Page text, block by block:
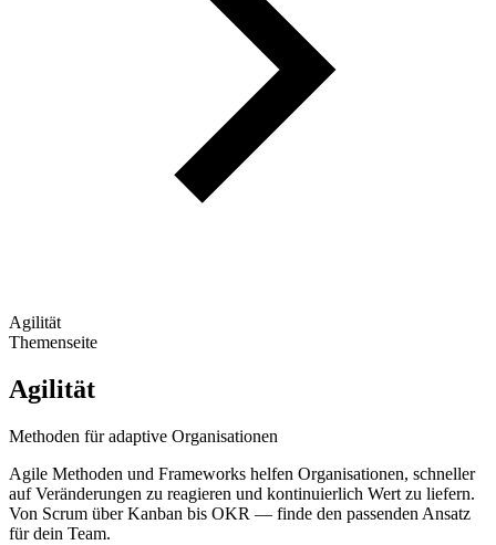
Agilität
Themenseite
Agilität
Methoden für adaptive Organisationen
Agile Methoden und Frameworks helfen Organisationen, schneller
auf Veränderungen zu reagieren und kontinuierlich Wert zu liefern.
Von Scrum über Kanban bis OKR — finde den passenden Ansatz
für dein Team.